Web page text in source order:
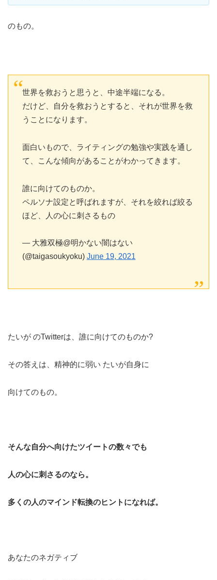
のもの。
世界を救おうと思うと、中途半端になる。
だけど、自分を救おうとすると、それが世界を救
うことになります。
面白いもので、ライティングの勉強や実践を通し
て、こんな傾向があることがわかってきます。
誰に向けてのものか。
ペルソナ設定と呼ばれますが、それを絞れば絞る
ほど、人の心に刺さるもの
— 大雅双極@明かない闇はない
(@taigasoukyoku) June 19, 2021
たいが のTwitterは、誰に向けてのものか?
その答えは、精神的に弱い たいが自身に
向けてのもの。
そんな自分へ向けたツイートの数々でも
人の心に刺さるのなら。
多くの人のマインド転換のヒントになれば。
あなたのネガティブ